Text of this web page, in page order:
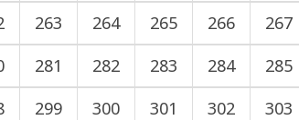
263 264 265 266 267
281 282 283 284 285
299 300 301 302 303